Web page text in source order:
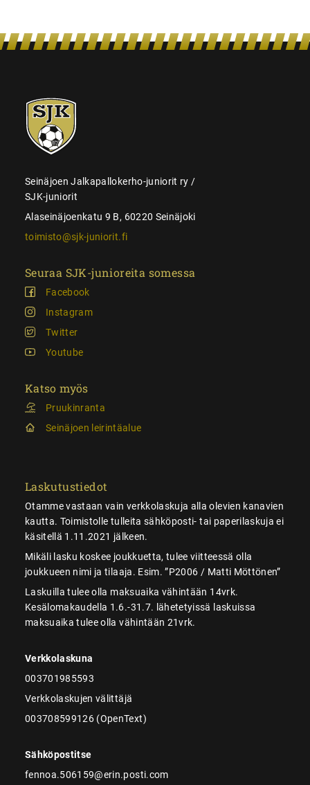
SJK-
juniorit
Seinäjoen Jalkapallokerho-juniorit ry /
SJK-juniorit
Alaseinäjoenkatu 9 B, 60220 Seinäjoki
toimisto@sjk-juniorit.fi
Seuraa SJK-junioreita somessa
Facebook
Instagram
Twitter
Youtube
Katso myös
Pruukinranta
Seinäjoen leirintäalue
Laskutustiedot
Otamme vastaan vain verkkolaskuja alla olevien kanavien
kautta. Toimistolle tulleita sähköposti- tai paperilaskuja ei
käsitellä 1.11.2021 jälkeen.
Mikäli lasku koskee joukkuetta, tulee viitteessä olla
joukkueen nimi ja tilaaja. Esim. ”P2006 / Matti Möttönen”
Laskuilla tulee olla maksuaika vähintään 14vrk.
Kesälomakaudella 1.6.-31.7. lähetetyissä laskuissa
maksuaika tulee olla vähintään 21vrk.
Verkkolaskuna
003701985593
Verkkolaskujen välittäjä
003708599126 (OpenText)
Sähköpostitse
fennoa.506159@erin.posti.com